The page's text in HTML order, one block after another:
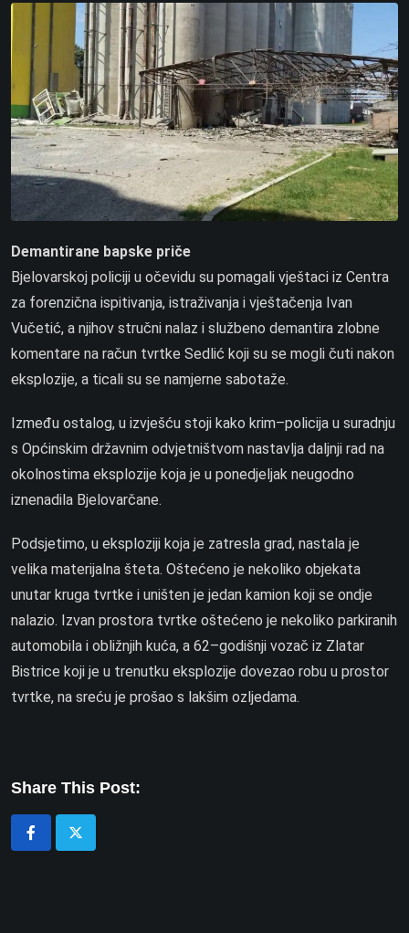
Demantirane bapske priče
Bjelovarskoj policiji u očevidu su pomagali vještaci iz Centra
za forenzična ispitivanja, istraživanja i vještačenja Ivan
Vučetić, a njihov stručni nalaz i službeno demantira zlobne
komentare na račun tvrtke Sedlić koji su se mogli čuti nakon
eksplozije, a ticali su se namjerne sabotaže.
Između ostalog, u izvješću stoji kako krim–policija u suradnju
s Općinskim državnim odvjetništvom nastavlja daljnji rad na
okolnostima eksplozije koja je u ponedjeljak neugodno
iznenadila Bjelovarčane.
Podsjetimo, u eksploziji koja je zatresla grad, nastala je
velika materijalna šteta. Oštećeno je nekoliko objekata
unutar kruga tvrtke i uništen je jedan kamion koji se ondje
nalazio. Izvan prostora tvrtke oštećeno je nekoliko parkiranih
automobila i obližnjih kuća, a 62–godišnji vozač iz Zlatar
Bistrice koji je u trenutku eksplozije dovezao robu u prostor
tvrtke, na sreću je prošao s lakšim ozljedama.
Share This Post: